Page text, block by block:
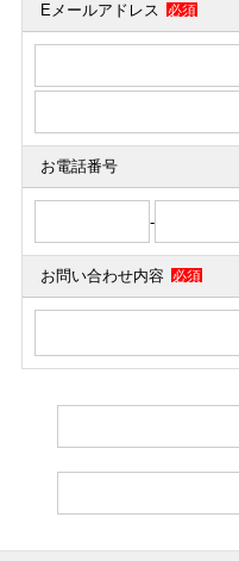
Eメールアドレス 必須
お電話番号
-
お問い合わせ内容 必須